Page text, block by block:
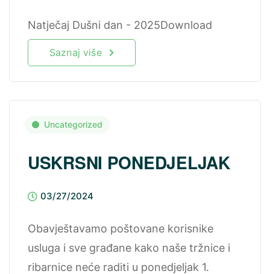
Natječaj Dušni dan - 2025Download
Saznaj više
Uncategorized
USKRSNI PONEDJELJAK
03/27/2024
Obavještavamo poštovane korisnike
usluga i sve građane kako naše tržnice i
ribarnice neće raditi u ponedjeljak 1.